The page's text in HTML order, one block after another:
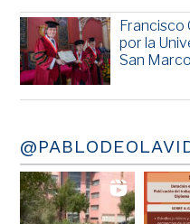
Francisco
por la
San